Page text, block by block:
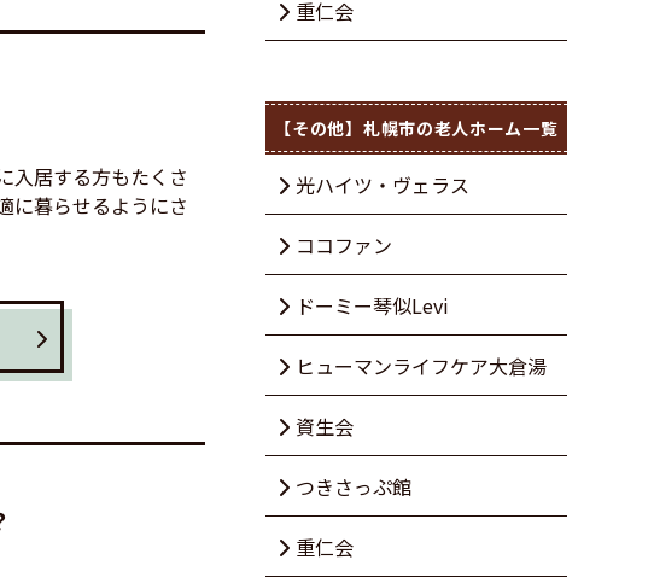
入居する方もたくさ
に暮らせるようにさ
重仁会
【その他】札幌市の老人ホーム一覧
光ハイツ・ヴェラス
ココファン
ドーミー琴似Levi
ヒューマンライフケア大倉湯
資生会
つきさっぷ館
重仁会